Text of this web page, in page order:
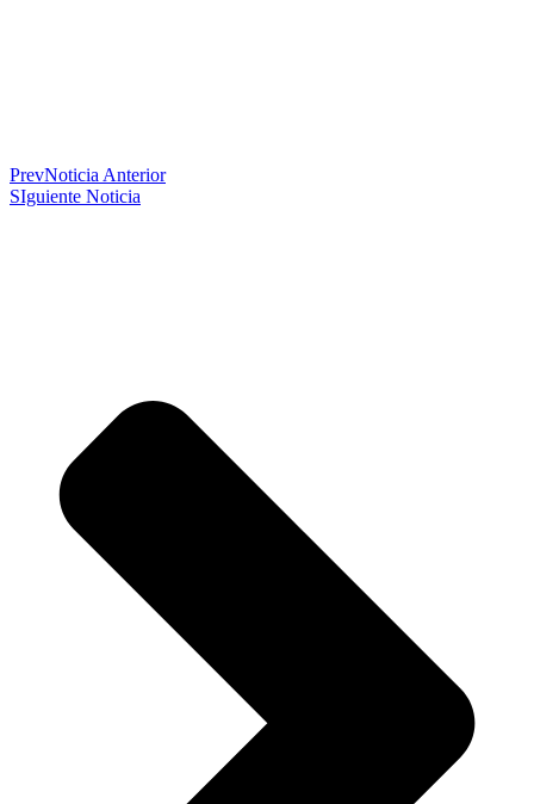
PrevNoticia Anterior
SIguiente Noticia